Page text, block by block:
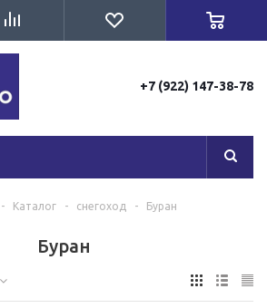
+7 (922) 147-38-78
- Каталог - снегоход - Буран
Буран